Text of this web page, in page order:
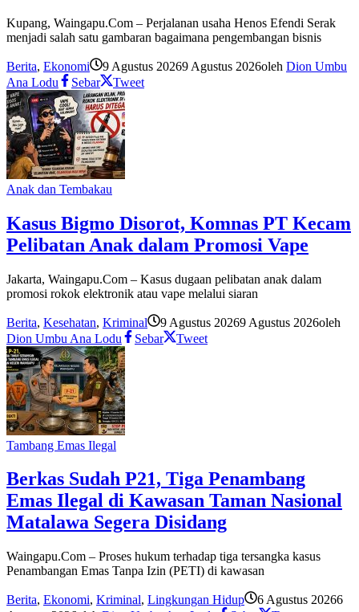
Kupang, Waingapu.Com – Perjalanan usaha Henos Efendi Serak
menjadi salah satu gambaran bagaimana pengembangan bisnis
Berita, Ekonomi 9 Agustus 20269 Agustus 2026oleh Dion Umbu
Ana Lodu
Sebar Tweet
Anak dan Tembakau
Kasus Bigmo Disorot, Komnas PT Kecam
Pelibatan Anak dalam Promosi Vape
Jakarta, Waingapu.Com – Kasus dugaan pelibatan anak dalam
promosi rokok elektronik atau vape melalui siaran
Berita, Kesehatan, Kriminal 9 Agustus 20269 Agustus 2026oleh
Dion Umbu Ana Lodu
Sebar Tweet
Tambang Emas Ilegal
Berkas Sudah P21, Tiga Penambang
Emas Ilegal di Kawasan Taman Nasional
Matalawa Segera Disidang
Waingapu.Com – Proses hukum terhadap tiga tersangka kasus
Penambangan Emas Tanpa Izin (PETI) di kawasan
Berita, Ekonomi, Kriminal, Lingkungan Hidup 6 Agustus 20266